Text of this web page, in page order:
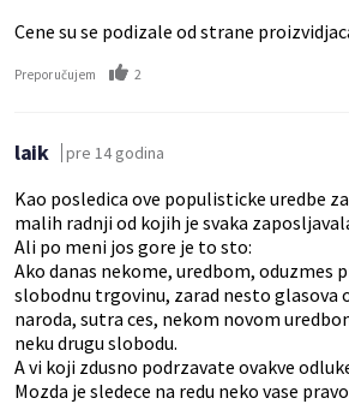
Cene su se podizale od strane
Preporučujem 2
laik pre 14 godina
Kao posledica ove populisticke uredbe
malih radnji od kojih je svaka
Ali po meni jos gore je to sto:
Ako danas nekome, uredbom, oduzmes
slobodnu trgovinu, zarad nesto glasova
naroda, sutra ces, nekom novom
neku drugu slobodu.
A vi koji zdusno podrzavate ovakve
Mozda je sledece na redu neko vase